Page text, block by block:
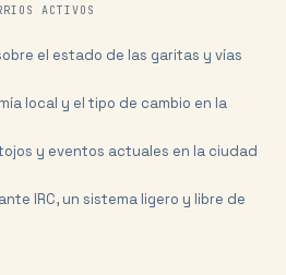
ACTIVOS
el estado de las garitas y vías
local y el tipo de cambio en la
y eventos actuales en la ciudad
IRC, un sistema ligero y libre de